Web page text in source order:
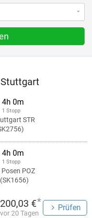
4h 0m
1 Stopp
STR
4h 0m
1 Stopp
Posen POZ
200,03 €*
vor 20 Tagen
Prüfen